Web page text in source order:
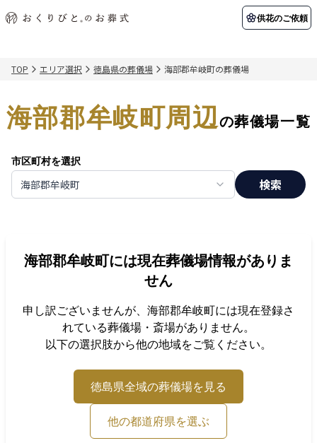
供花のご依頼
初めての方へ 納棺の儀とは？
アフターサポート
会社概要 店舗用地募集
関東エリア
千葉県
北海道エリア
ご葬儀事例 お客様の声
葬儀の知識 供花のご依頼
TOP エリア選択 徳島県の葬儀場 海部郡牟岐町の葬儀場
海部郡牟岐町周辺の葬儀場一覧
市区町村を選択
海部郡牟岐町 検索
海部郡牟岐町には現在葬儀場情報がありま
せん
申し訳ございませんが、 海部郡牟岐町には現在登録さ
れている葬儀場・斎場がありません。
以下の選択肢から他の地域をご覧ください。
徳島県全域の葬儀場を見る
他の都道府県を選ぶ